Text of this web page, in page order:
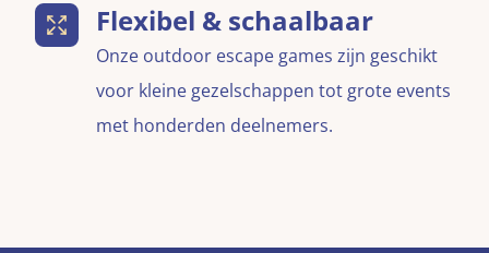
Flexibel & schaalbaar
Onze outdoor escape games zijn geschikt
voor kleine gezelschappen tot grote events
met honderden deelnemers.